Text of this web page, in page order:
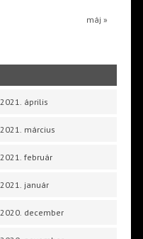
máj »
2021. április
2021. március
2021. február
2021. január
2020. december